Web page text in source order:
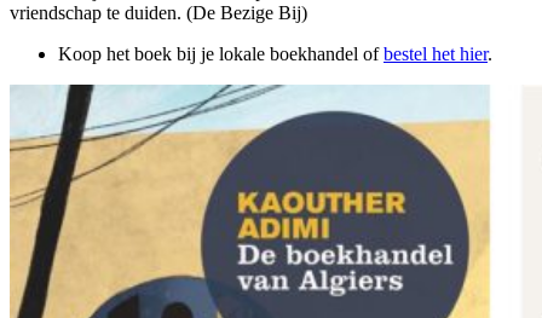
vriendschap te duiden. (De Bezige Bij)
Koop het boek bij je lokale boekhandel ofbestel het hier.